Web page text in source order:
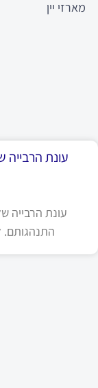
מארזי יין
עונת
עונת הרבייה
התנהגותם.